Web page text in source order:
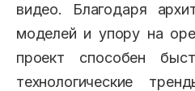
видео. Благодаря
моделей и упору на
проект способен
технологические